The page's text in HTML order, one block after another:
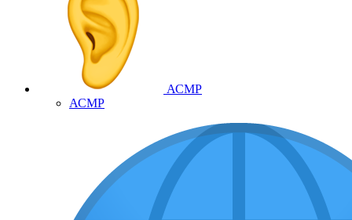
АСМР
АСМР